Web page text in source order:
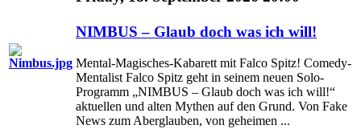
NIMBUS – Glaub doch was ich will!
Mental-Magisches-Kabarett mit Falco Spitz! Comedy-
Mentalist Falco Spitz geht in seinem neuen Solo-
Programm „NIMBUS – Glaub doch was ich will!“
aktuellen und alten Mythen auf den Grund. Von Fake
News zum Aberglauben, von geheimen ...